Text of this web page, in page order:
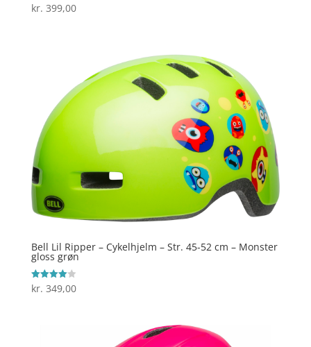
Vurderet
5
kr. 399,00
Bell Lil Ripper – Cykelhjelm – Str. 45-52 cm – Monster
gloss grøn
Vurderet
4
kr. 349,00